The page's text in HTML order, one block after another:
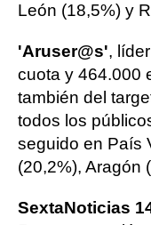
León (18,5%) y
'Aruser@s',
cuota y 464.000
también del
todos los
seguido en País
(20,2%), Aragón
SextaNoticias